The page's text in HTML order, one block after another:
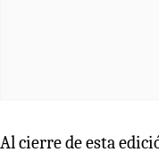
Al cierre de esta